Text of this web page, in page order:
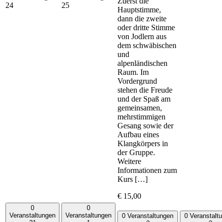
24
25
Hauptstimme,
dann die zweite
oder dritte Stimme
von Jodlern aus
dem schwäbischen
und
alpenländischen
Raum. Im
Vordergrund
stehen die Freude
und der Spaß am
gemeinsamen,
mehrstimmigen
Gesang sowie der
Aufbau eines
Klangkörpers in
der Gruppe.
Weitere
Informationen zum
Kurs […]
€ 15,00
0
Veranstaltungen
0
Veranstaltungen
0 Veranstaltungen
0